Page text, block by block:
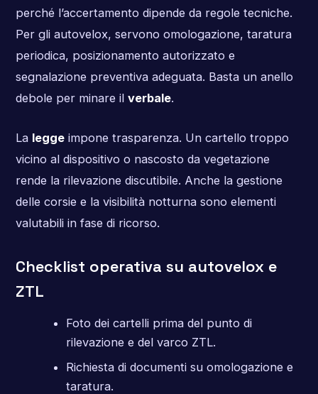
perché l’accertamento dipende da regole tecniche.
Per gli autovelox, servono omologazione, taratura
periodica, posizionamento autorizzato e
segnalazione preventiva adeguata. Basta un anello
debole per minare il verbale.
La leggeimpone trasparenza. Un cartello troppo
vicino al dispositivo o nascosto da vegetazione
rende la rilevazione discutibile. Anche la gestione
delle corsie e la visibilità notturna sono elementi
valutabili in fase di ricorso.
Checklist operativa su autovelox e
ZTL
Foto dei cartelli prima del punto di
rilevazione e del varco ZTL.
Richiesta di documenti su omologazione e
taratura.